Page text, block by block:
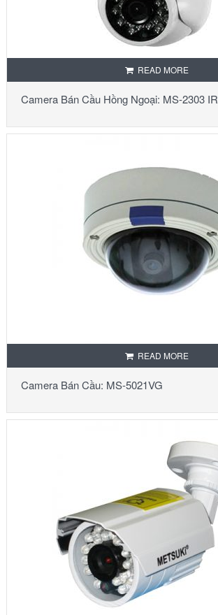
READ MORE
Camera Bán Cầu Hồng Ngoại: MS-2303 IR
READ MORE
Camera Bán Cầu: MS-5021VG